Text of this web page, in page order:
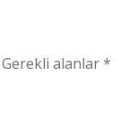
Gerekli alanlar*